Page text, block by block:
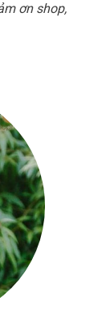
ơn shop,